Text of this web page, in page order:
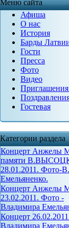
Меню сайта
Афиша
О нас
История
Барды
Гости
Пресса
Фото
Видео
Гостевая
Категории раздела
Концерт Анжелы
памяти
28.01.2011. Фото-В.
Емельяненко.
Концерт Анжелы
23.02.2011. Фото -
Владимира
Концерт
Владимира